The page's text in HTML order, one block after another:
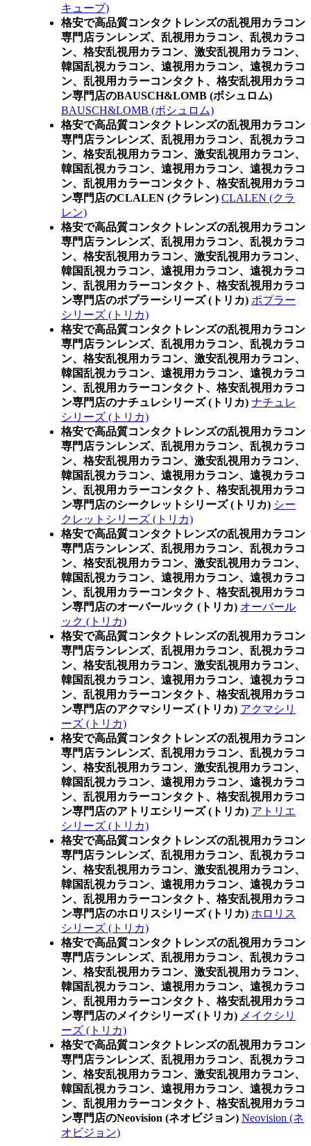
キューブ)
格安で高品質コンタクトレンズの乱視用カラコン
専門店ランレンズ、乱視用カラコン、乱視カラコ
ン、格安乱視用カラコン、激安乱視用カラコン、
韓国乱視カラコン、遠視用カラコン、遠視カラコ
ン、乱視用カラーコンタクト、格安乱視用カラコ
ン専門店のBAUSCH&LOMB (ボシュロム)
BAUSCH&LOMB (ボシュロム)
格安で高品質コンタクトレンズの乱視用カラコン
専門店ランレンズ、乱視用カラコン、乱視カラコ
ン、格安乱視用カラコン、激安乱視用カラコン、
韓国乱視カラコン、遠視用カラコン、遠視カラコ
ン、乱視用カラーコンタクト、格安乱視用カラコ
ン専門店のCLALEN (クラレン) CLALEN (クラ
レン)
格安で高品質コンタクトレンズの乱視用カラコン
専門店ランレンズ、乱視用カラコン、乱視カラコ
ン、格安乱視用カラコン、激安乱視用カラコン、
韓国乱視カラコン、遠視用カラコン、遠視カラコ
ン、乱視用カラーコンタクト、格安乱視用カラコ
ン専門店のポプラーシリーズ (トリカ) ポプラー
シリーズ (トリカ)
格安で高品質コンタクトレンズの乱視用カラコン
専門店ランレンズ、乱視用カラコン、乱視カラコ
ン、格安乱視用カラコン、激安乱視用カラコン、
韓国乱視カラコン、遠視用カラコン、遠視カラコ
ン、乱視用カラーコンタクト、格安乱視用カラコ
ン専門店のナチュレシリーズ (トリカ) ナチュレ
シリーズ (トリカ)
格安で高品質コンタクトレンズの乱視用カラコン
専門店ランレンズ、乱視用カラコン、乱視カラコ
ン、格安乱視用カラコン、激安乱視用カラコン、
韓国乱視カラコン、遠視用カラコン、遠視カラコ
ン、乱視用カラーコンタクト、格安乱視用カラコ
ン専門店のシークレットシリーズ (トリカ) シー
クレットシリーズ (トリカ)
格安で高品質コンタクトレンズの乱視用カラコン
専門店ランレンズ、乱視用カラコン、乱視カラコ
ン、格安乱視用カラコン、激安乱視用カラコン、
韓国乱視カラコン、遠視用カラコン、遠視カラコ
ン、乱視用カラーコンタクト、格安乱視用カラコ
ン専門店のオーバールック (トリカ) オーバール
ック (トリカ)
格安で高品質コンタクトレンズの乱視用カラコン
専門店ランレンズ、乱視用カラコン、乱視カラコ
ン、格安乱視用カラコン、激安乱視用カラコン、
韓国乱視カラコン、遠視用カラコン、遠視カラコ
ン、乱視用カラーコンタクト、格安乱視用カラコ
ン専門店のアクマシリーズ (トリカ) アクマシリ
ーズ (トリカ)
格安で高品質コンタクトレンズの乱視用カラコン
専門店ランレンズ、乱視用カラコン、乱視カラコ
ン、格安乱視用カラコン、激安乱視用カラコン、
韓国乱視カラコン、遠視用カラコン、遠視カラコ
ン、乱視用カラーコンタクト、格安乱視用カラコ
ン専門店のアトリエシリーズ (トリカ) アトリエ
シリーズ (トリカ)
格安で高品質コンタクトレンズの乱視用カラコン
専門店ランレンズ、乱視用カラコン、乱視カラコ
ン、格安乱視用カラコン、激安乱視用カラコン、
韓国乱視カラコン、遠視用カラコン、遠視カラコ
ン、乱視用カラーコンタクト、格安乱視用カラコ
ン専門店のホロリスシリーズ (トリカ) ホロリス
シリーズ (トリカ)
格安で高品質コンタクトレンズの乱視用カラコン
専門店ランレンズ、乱視用カラコン、乱視カラコ
ン、格安乱視用カラコン、激安乱視用カラコン、
韓国乱視カラコン、遠視用カラコン、遠視カラコ
ン、乱視用カラーコンタクト、格安乱視用カラコ
ン専門店のメイクシリーズ (トリカ) メイクシリ
ーズ (トリカ)
格安で高品質コンタクトレンズの乱視用カラコン
専門店ランレンズ、乱視用カラコン、乱視カラコ
ン、格安乱視用カラコン、激安乱視用カラコン、
韓国乱視カラコン、遠視用カラコン、遠視カラコ
ン、乱視用カラーコンタクト、格安乱視用カラコ
ン専門店のNeovision (ネオビジョン) Neovision (ネ
オビジョン)